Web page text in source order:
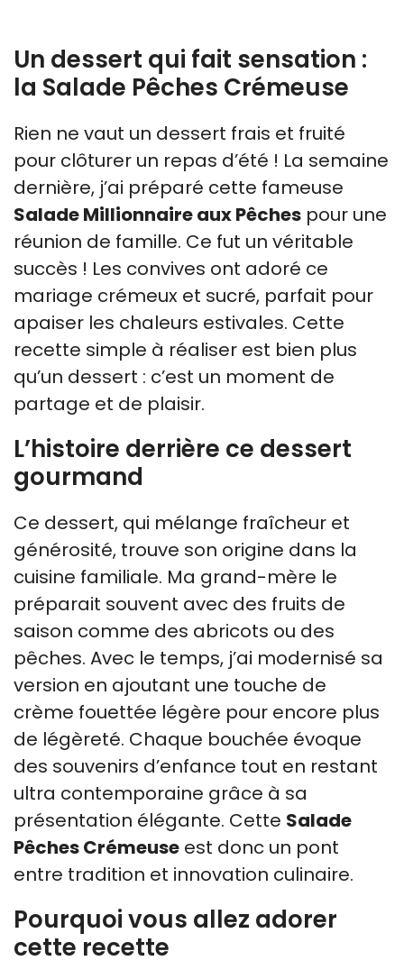
Un dessert qui fait sensation :
la Salade Pêches Crémeuse
Rien ne vaut un dessert frais et fruité
pour clôturer un repas d’été ! La semaine
dernière, j’ai préparé cette fameuse
Salade Millionnaire aux Pêches pour une
réunion de famille. Ce fut un véritable
succès ! Les convives ont adoré ce
mariage crémeux et sucré, parfait pour
apaiser les chaleurs estivales. Cette
recette simple à réaliser est bien plus
qu’un dessert : c’est un moment de
partage et de plaisir.
L’histoire derrière ce dessert
gourmand
Ce dessert, qui mélange fraîcheur et
générosité, trouve son origine dans la
cuisine familiale. Ma grand-mère le
préparait souvent avec des fruits de
saison comme des abricots ou des
pêches. Avec le temps, j’ai modernisé sa
version en ajoutant une touche de
crème fouettée légère pour encore plus
de légèreté. Chaque bouchée évoque
des souvenirs d’enfance tout en restant
ultra contemporaine grâce à sa
présentation élégante. Cette Salade
Pêches Crémeuse est donc un pont
entre tradition et innovation culinaire.
Pourquoi vous allez adorer
cette recette